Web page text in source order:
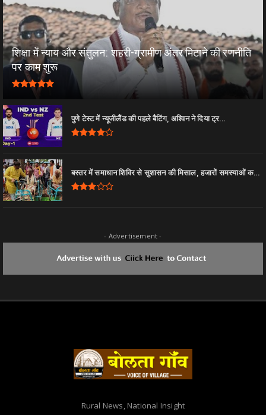
शिक्षा में न्याय और संतुलन: शहरी-ग्रामीण अंतर मिटाने की रणनीति
पर काम शुरू
पुणे टेस्ट में न्यूजीलैंड की पहले बैटिंग, अश्विन ने दिया ट्र...
बस्तर में समाधान शिविर से सुशासन की मिसाल, हजारों समस्याओं क...
- Advertisement -
Rural News, National Insight